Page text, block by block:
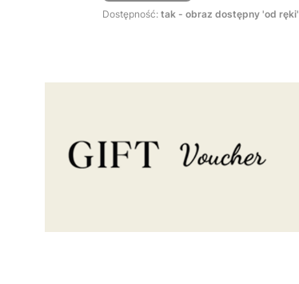
Dostępność: tak - obraz dostępny 'od ręki'